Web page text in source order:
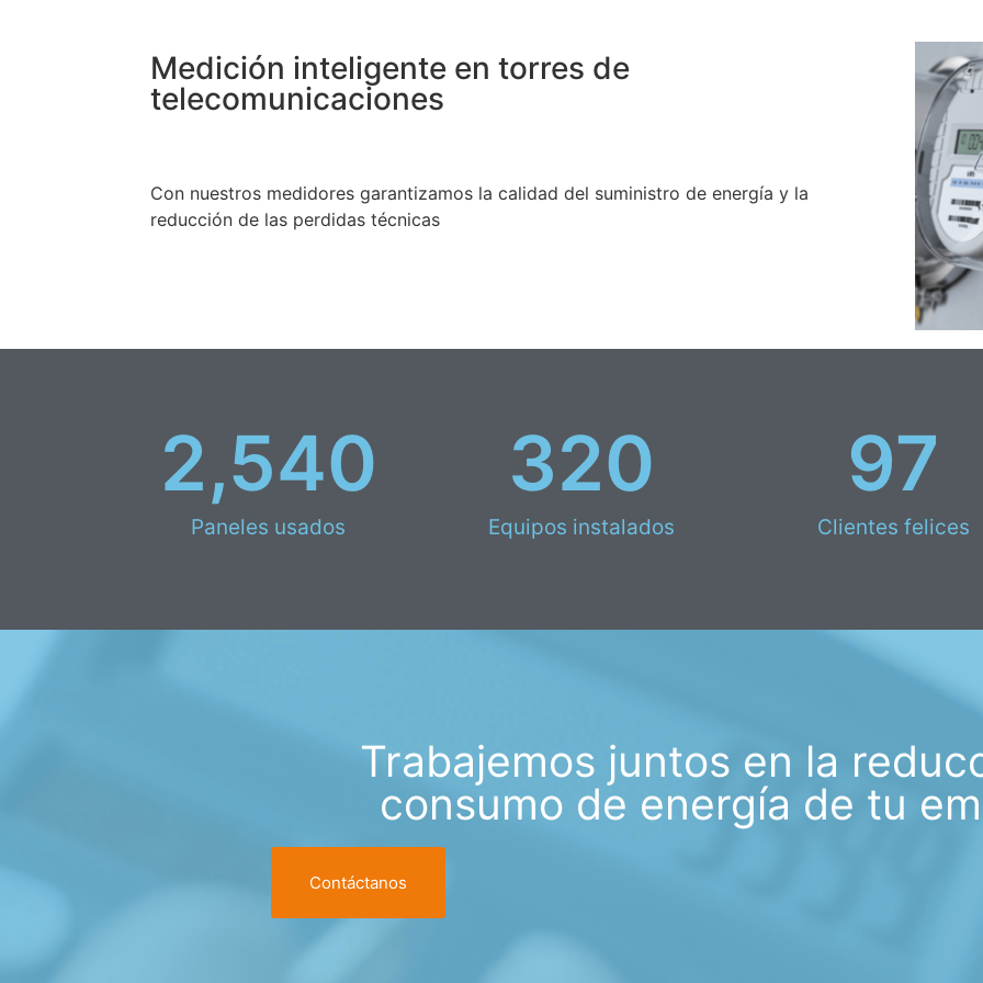
Medición inteligente en torres de
telecomunicaciones
Con nuestros medidores garantizamos la calidad del suministro de energía y la
reducción de las perdidas técnicas
2,540
Paneles usados
320
Equipos instalados
97
Clientes felices
Trabajemos juntos en la
consumo de energía de tu
Contáctanos